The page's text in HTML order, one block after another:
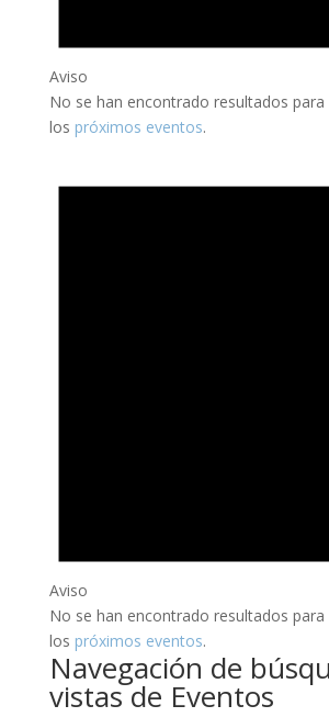
Aviso
No se han encontrado resultados para
los próximos eventos.
Aviso
No se han encontrado resultados para
los próximos eventos.
Navegación de
vistas de Eventos